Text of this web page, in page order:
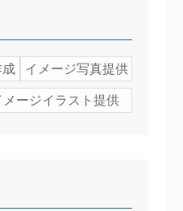
成
イメージ写真提供
メージイラスト提供